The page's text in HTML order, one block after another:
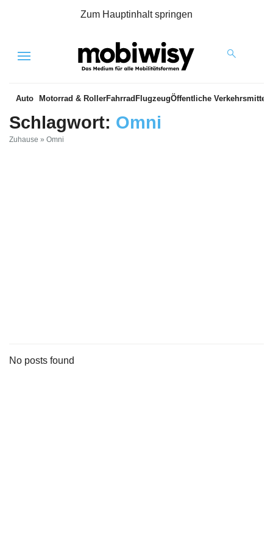
Zum Hauptinhalt springen
Menu
Auto Motorrad & RollerFahrrad FlugzeugÖffentliche Verkehrsmittel
Schlagwort: Omni
Zuhause » Omni
No posts found